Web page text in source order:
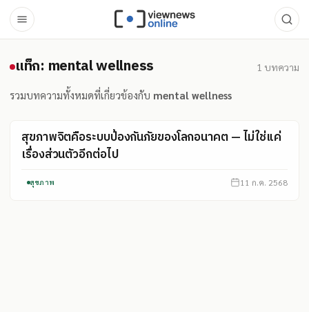
แท็ก: mental wellness
แท็ก: mental wellness 1 บทความ
รวมบทความทั้งหมดที่เกี่ยวข้องกับ mental wellness
สุขภาพจิตคือระบบป้องกันภัยของโลกอนาคต — ไม่ใช่แค่
เรื่องส่วนตัวอีกต่อไป
สุขภาพ 11 ก.ค. 2568